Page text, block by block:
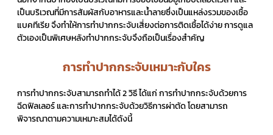
เป็นบริเวณที่มีการสัมผัสกับอาหารและน้ำลายซึ่งเป็นแหล่งรวมของเชื้อ
แบคทีเรีย จึงทำให้การทำปากกระจับเสี่ยงต่อการติดเชื้อได้ง่าย การดูแล
ตัวเองเป็นพิเศษหลังทำปากกระจับจึงถือเป็นเรื่องสำคัญ
การทำปากกระจับเหมาะกับใคร
การทำปากกระจับสามารถทำได้ 2 วิธี ได้แก่ การทำปากกระจับด้วยการ
ฉีดฟิลเลอร์ และการทำปากกระจับด้วยวิธีการผ่าตัด โดยสามารถ
พิจารณาตามความเหมาะสมได้ดังนี้